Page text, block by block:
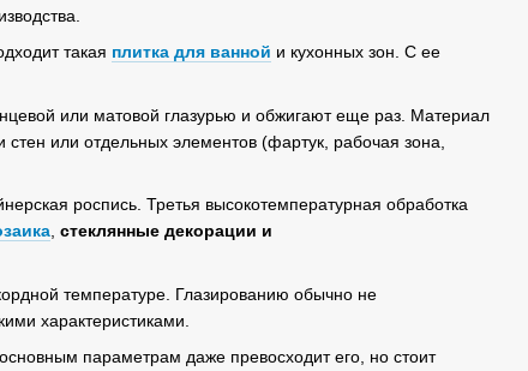
такая плитка для ванной и кухонных зон. С ее
или матовой глазурью и обжигают еще раз. Материал
стен или отдельных элементов (фартук, рабочая зона,
роспись. Третья высокотемпературная обработка
стеклянные декорации и
температуре. Глазированию обычно не
характеристиками.
параметрам даже превосходит его, но стоит